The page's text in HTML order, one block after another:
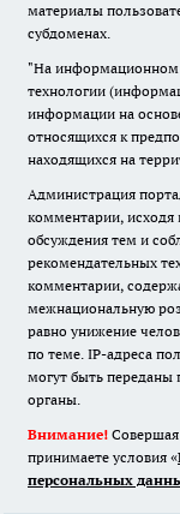
материалы
субдоменах.
"На информационном
технологии
информации на
относящихся к
находящихся на
Администрация
комментарии, исходя
обсуждения тем и
рекомендательных
комментарии,
межнациональную
равно унижение
по теме. IP-адреса
могут быть переданы
органы.
Внимание! Совершая
принимаете условия «
персональных